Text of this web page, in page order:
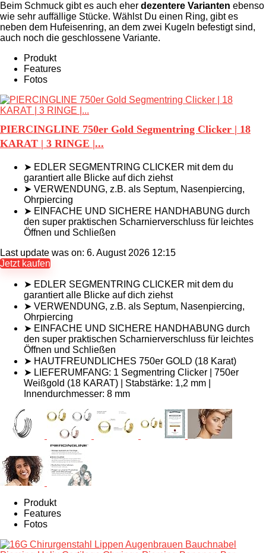
Beim Schmuck gibt es auch eher dezentere Varianten ebenso
wie sehr auffällige Stücke. Wählst Du einen Ring, gibt es
neben dem Hufeisenring, an dem zwei Kugeln befestigt sind,
auch noch die geschlossene Variante.
Produkt
Features
Fotos
PIERCINGLINE 750er Gold Segmentring Clicker | 18
KARAT | 3 RINGE |...
➤ EDLER SEGMENTRING CLICKER mit dem du
garantiert alle Blicke auf dich ziehst
➤ VERWENDUNG, z.B. als Septum, Nasenpiercing,
Ohrpiercing
➤ EINFACHE UND SICHERE HANDHABUNG durch
den super praktischen Scharnierverschluss für leichtes
Öffnen und Schließen
Last update was on: 6. August 2026 12:15
Jetzt kaufen
➤ EDLER SEGMENTRING CLICKER mit dem du
garantiert alle Blicke auf dich ziehst
➤ VERWENDUNG, z.B. als Septum, Nasenpiercing,
Ohrpiercing
➤ EINFACHE UND SICHERE HANDHABUNG durch
den super praktischen Scharnierverschluss für leichtes
Öffnen und Schließen
➤ HAUTFREUNDLICHES 750er GOLD (18 Karat)
➤ LIEFERUMFANG: 1 Segmentring Clicker | 750er
Weißgold (18 KARAT) | Stabstärke: 1,2 mm |
Innendurchmesser: 8 mm
Produkt
Features
Fotos